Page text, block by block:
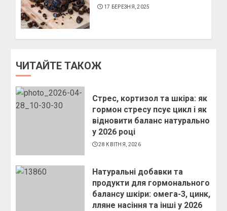
17 БЕРЕЗНЯ, 2025
ЧИТАЙТЕ ТАКОЖ
Стрес, кортизол та шкіра: як
гормон стресу псує цикл і як
відновити баланс натурально
у 2026 році
28 КВІТНЯ, 2026
Натуральні добавки та
продукти для гормонального
балансу шкіри: омега-3, цинк,
лляне насіння та інші у 2026